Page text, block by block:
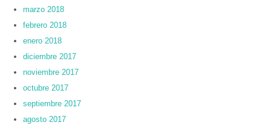
marzo 2018
febrero 2018
enero 2018
diciembre 2017
noviembre 2017
octubre 2017
septiembre 2017
agosto 2017